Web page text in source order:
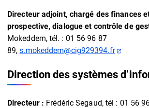
Directeur adjoint, chargé des finances
prospective, dialogue et contrôle de
Mokeddem, tél. : 01 56 96 87
89,s.mokeddem@cig929394.fr
Direction des systèmes
Directeur : Frédéric Segaud, tél : 01 56